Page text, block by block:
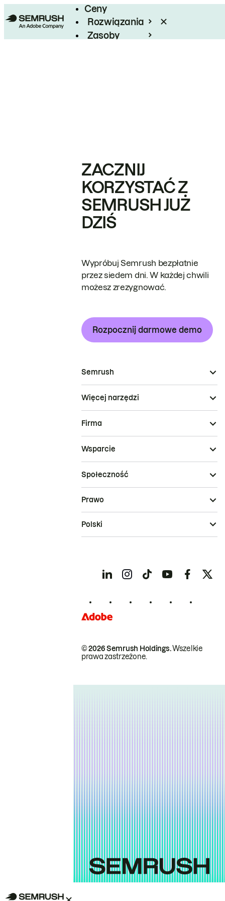
Ceny
Rozwiązania
Zasoby
ZACZNIJ
KORZYSTAĆ Z
SEMRUSH JUŻ
DZIŚ
Wypróbuj Semrush bezpłatnie
przez siedem dni. W każdej chwili
możesz zrezygnować.
Rozpocznij darmowe demo
Semrush
Więcej narzędzi
Firma
Wsparcie
Społeczność
© 2026 Semrush Holdings.Wszelkie
prawa zastrzeżone.
Prawo
Polski